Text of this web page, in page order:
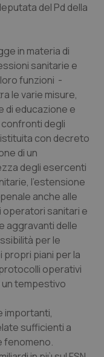
del Pd della
in materia di
sanitarie e
funzioni -
le varie misure,
di educazione e
degli
con decreto
di un
degli esercenti
l’estensione
anche alle
operatori sanitari e
aggravanti delle
per le
piani per la
operativi
tempestivo
importanti,
sufficienti a
fenomeno.